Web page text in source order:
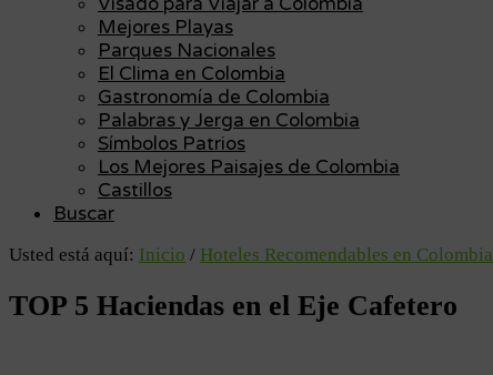
Mejores Playas
Parques Nacionales
El Clima en Colombia
Gastronomía de Colombia
Palabras y Jerga en Colombia
Símbolos Patrios
Los Mejores Paisajes de Colombia
Castillos
Buscar
Usted está aquí: Inicio / Hoteles Recomendables en Colombia
TOP 5 Haciendas en el Eje Cafetero